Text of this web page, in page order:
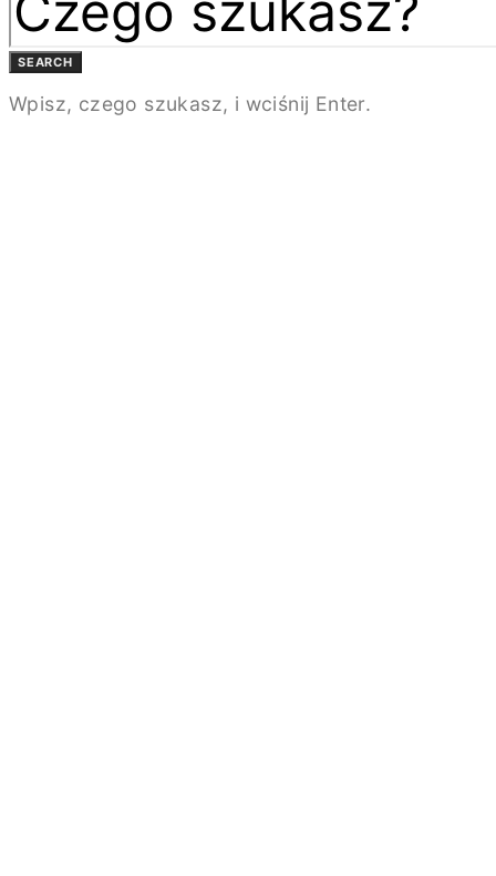
SEARCH
Wpisz, czego szukasz, i wciśnij Enter.